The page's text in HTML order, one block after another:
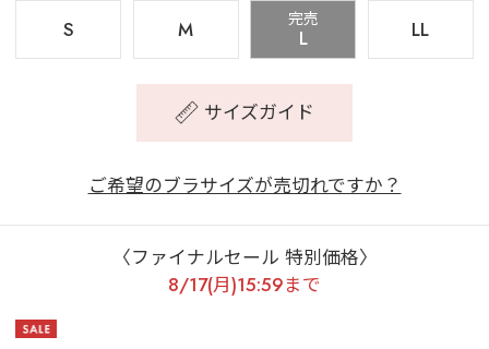
S
M 完売
L LL
サイズガイド
ご希望のブラサイズが売切れですか？
〈ファイナルセール 特別価格〉
8/17(月)15:59まで